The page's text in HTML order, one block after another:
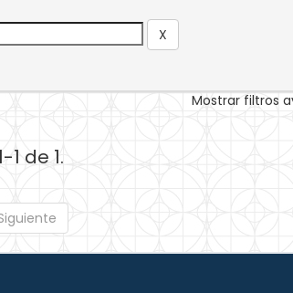
Mostrar filtros
1 de 1.